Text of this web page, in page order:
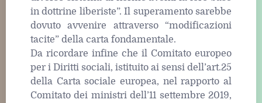
in dottrine liberiste”. Il superamento sarebbe
dovuto avvenire attraverso “modificazioni
tacite” della carta fondamentale.
Da ricordare infine che il Comitato europeo
per i Diritti sociali, istituito ai sensi dell’art.25
della Carta sociale europea, nel rapporto al
Comitato dei ministri dell’11 settembre 2019,